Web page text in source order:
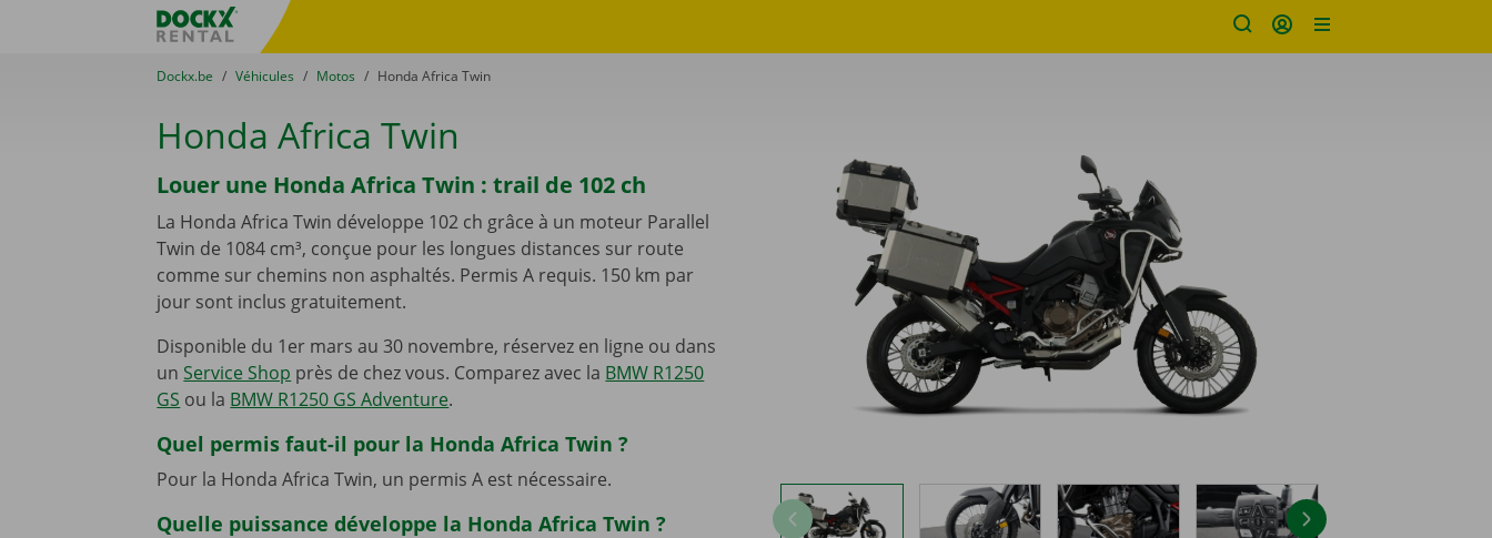
sitename
You are here:
du
Dockx.be to
Véhicules to
Motos to
Honda Africa Twin
Honda Africa Twin
Louer une Honda Africa Twin : trail de 102 ch
La Honda Africa Twin développe 102 ch grâce à un moteur Parallel
Twin de 1084 cm³, conçue pour les longues distances sur route
comme sur chemins non asphaltés. Permis A requis. 150 km par
jour sont inclus gratuitement.
Disponible du 1er mars au 30 novembre, réservez en ligne ou dans
un Service Shop près de chez vous. Comparez avec la BMW R1250
GS ou la BMW R1250 GS Adventure.
Quel permis faut-il pour la Honda Africa Twin ?
Pour la Honda Africa Twin, un permis A est nécessaire.
Quelle puissance développe la Honda Africa Twin ?